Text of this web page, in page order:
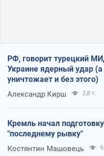
РФ, говорит турецкий
Украине ядерный удар
уничтожает и без этого)
Александр Кирш 2,8 т.
Кремль начал
"последнему рывку"
Костянтин Машовець